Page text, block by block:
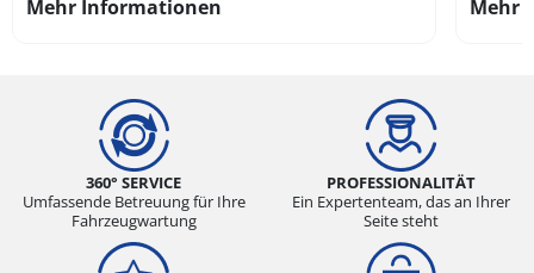
Mehr Informationen Mehr
360° SERVICE
Umfassende Betreuung für Ihre
Fahrzeugwartung
PROFESSIONALITÄT
Ein Expertenteam, das an Ihrer
Seite steht